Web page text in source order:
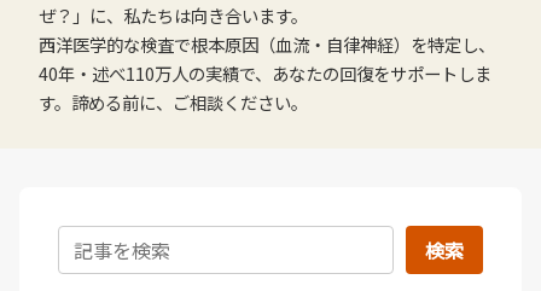
ぜ？」に、私たちは向き合います。
西洋医学的な検査で根本原因（血流・自律神経）を特定し、
40年・述べ110万人の実績で、あなたの回復をサポートしま
す。諦める前に、ご相談ください。
検索